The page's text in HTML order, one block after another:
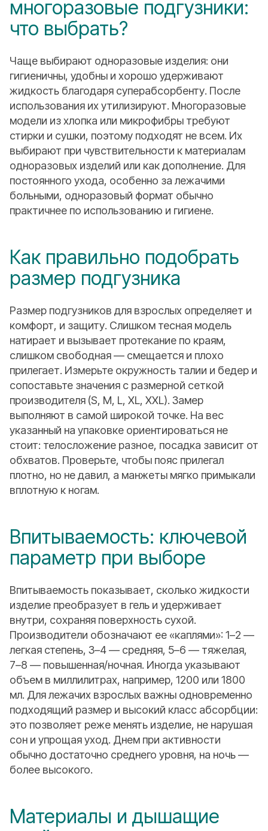
многоразовые подгузники:
что выбрать?
Чаще выбирают одноразовые изделия: они
гигиеничны, удобны и хорошо удерживают
жидкость благодаря суперабсорбенту. После
использования их утилизируют. Многоразовые
модели из хлопка или микрофибры требуют
стирки и сушки, поэтому подходят не всем. Их
выбирают при чувствительности к материалам
одноразовых изделий или как дополнение. Для
постоянного ухода, особенно за лежачими
больными, одноразовый формат обычно
практичнее по использованию и гигиене.
Как правильно подобрать
размер подгузника
Размер подгузников для взрослых определяет и
комфорт, и защиту. Слишком тесная модель
натирает и вызывает протекание по краям,
слишком свободная — смещается и плохо
прилегает. Измерьте окружность талии и бедер и
сопоставьте значения с размерной сеткой
производителя (S, M, L, XL, XXL). Замер
выполняют в самой широкой точке. На вес
указанный на упаковке ориентироваться не
стоит: телосложение разное, посадка зависит от
обхватов. Проверьте, чтобы пояс прилегал
плотно, но не давил, а манжеты мягко примыкали
вплотную к ногам.
Впитываемость: ключевой
параметр при выборе
Впитываемость показывает, сколько жидкости
изделие преобразует в гель и удерживает
внутри, сохраняя поверхность сухой.
Производители обозначают ее «каплями»: 1–2 —
легкая степень, 3–4 — средняя, 5–6 — тяжелая,
7–8 — повышенная/ночная. Иногда указывают
объем в миллилитрах, например, 1200 или 1800
мл. Для лежачих взрослых важны одновременно
подходящий размер и высокий класс абсорбции:
это позволяет реже менять изделие, не нарушая
сон и упрощая уход. Днем при активности
обычно достаточно среднего уровня, на ночь —
более высокого.
Материалы и дышащие